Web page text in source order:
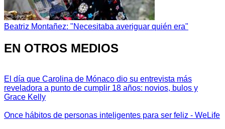
Beatriz Montañez: "Necesitaba averiguar quién era"
EN OTROS MEDIOS
El día que Carolina de Mónaco dio su entrevista más
reveladora a punto de cumplir 18 años: novios, bulos y
Grace Kelly
Once hábitos de personas inteligentes para ser feliz - WeLife